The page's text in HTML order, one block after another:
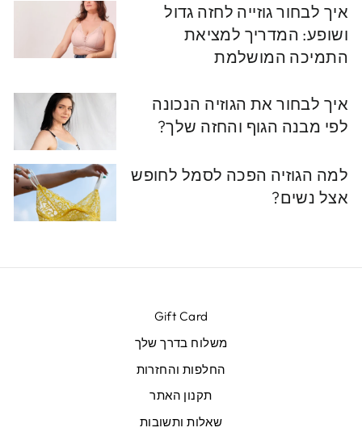
איך לבחור גוזייה לחזה גדול
ושופע: המדריך למציאת
התמיכה המושלמת
איך לבחור את הגוזיה הנכונה
לפי מבנה הגוף והחזה שלך?
למה הגוזיה הפכה לסמל לחופש
אצל נשים?
Gift Card
משלוח בדרך שלך
החלפות והחזרות
תקנון האתר
שאלות ותשובות